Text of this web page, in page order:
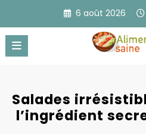
contenu
6 août 2026
Salades
l’ingrédient